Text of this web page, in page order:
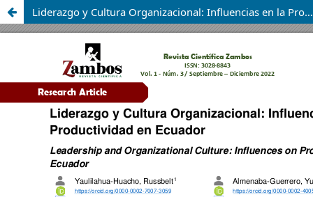
Liderazgo y Cultura Organizacional: Influencias en la Productividad en Ecuador